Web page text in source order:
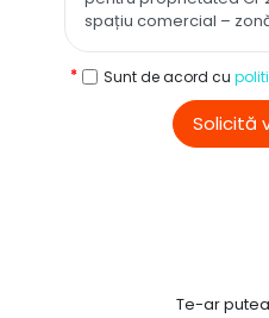
Sunt de acord cu
Solicită
Te-ar